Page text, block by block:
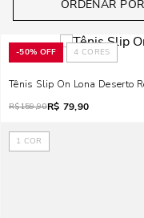
-50% OFF 4 CORES
Tênis Slip On Lona Deserto
R$159,90R$ 79,90
1 COR